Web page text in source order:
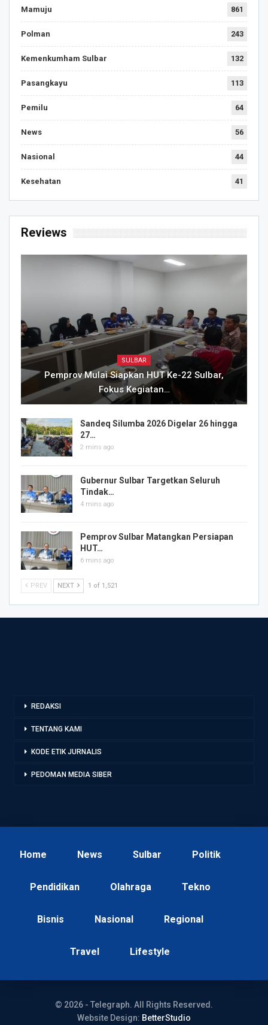
Mamuju 861
Polman 243
Kemenkumham Sulbar 132
Pasangkayu 113
Pemilu 64
News 56
Nasional 44
Kesehatan 41
Reviews
SULBAR
Pemprov Mulai Siapkan HUT Ke-22 Sulbar,
Fokus Kegiatan…
Sandeq Silumba 2026 Digelar 26 hingga
27…
2 mins ago
Gubernur Sulbar Targetkan Seluruh
Tindak…
4 mins ago
Pemprov Sulbar Matangkan Persiapan
HUT…
6 mins ago
PREV NEXT 1 of 1,521
REDAKSI
TENTANG KAMI
KODE ETIK JURNALIS
PEDOMAN MEDIA SIBER
Home News Sulbar Politik
Pendidikan Olahraga Tekno
Bisnis Nasional Regional
Travel Lifestyle
© 2026 - Telegraph. All Rights Reserved.
Website Design: BetterStudio